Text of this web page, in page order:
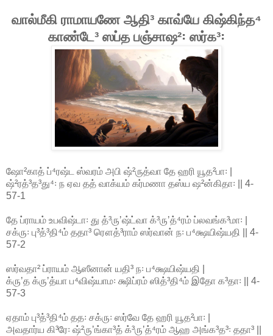
வால்மீகி ராமாயணே ஆதி³ காவ்யே கிஷ்கிந்த⁴
காண்டே³ ஸப்த பஞ்சாஷ²꞉ ஸர்க³꞉
ஷோ²காத் ப்⁴ரஷ்ட ஸ்வரம் அபி ஷ்²ருத்வா தே ஹரி யூத²பா꞉ |
ஷ்²ரத்³த³து⁴꞉ ந ஏவ தத் வாக்யம் கர்மணா தஸ்ய ஷ²ன்கிதா꞉ || 4-
57-1
தே ப்ராயம் உபவிஷ்டா꞉ து த்³ருʼஷ்ட்வா க்³ருʼத்⁴ரம் ப்லவங்க³மா꞉ |
சக்ரு꞉ பு³த்³தி⁴ம் ததா³ ரௌத்³ராம் ஸர்வான் ந꞉ ப⁴க்ஷயிஷ்யதி || 4-
57-2
ஸர்வதா² ப்ராயம் ஆஸீனான் யதி³ ந꞉ ப⁴க்ஷயிஷ்யதி |
க்ருʼத க்ருʼத்யா ப⁴விஷ்யாம꞉ க்ஷிப்ரம் ஸித்³தி⁴ம் இதோ க³தா꞉ || 4-
57-3
ஏதாம் பு³த்³தி⁴ம் தத꞉ சக்ரு꞉ ஸர்வே தே ஹரி யூத²பா꞉ |
அவதார்ய கி³ரே꞉ ஷ்²ருʼங்கா³த் க்³ருʼத்⁴ரம் ஆஹ அங்க³த³꞉ ததா³ ||